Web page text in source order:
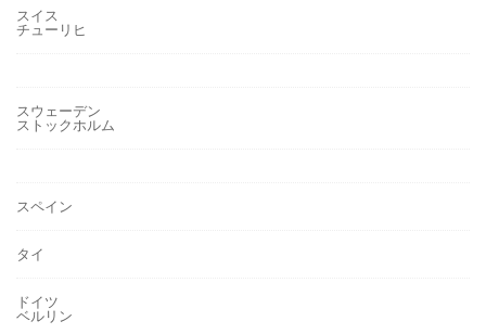
スイス
チューリヒ
スウェーデン
ストックホルム
スペイン
タイ
ドイツ
ベルリン